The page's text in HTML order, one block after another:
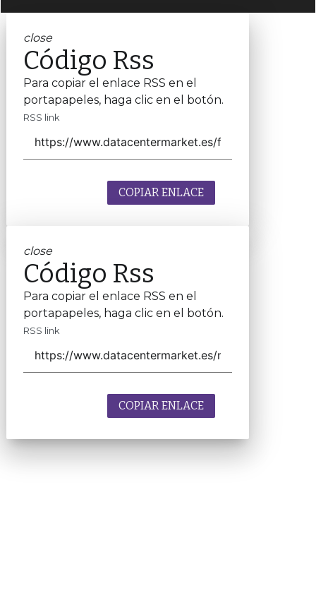
close
Código Rss
Para copiar el enlace RSS en el
portapapeles, haga clic en el botón.
RSS link
COPIAR ENLACE
close
Código Rss
Para copiar el enlace RSS en el
portapapeles, haga clic en el botón.
RSS link
COPIAR ENLACE